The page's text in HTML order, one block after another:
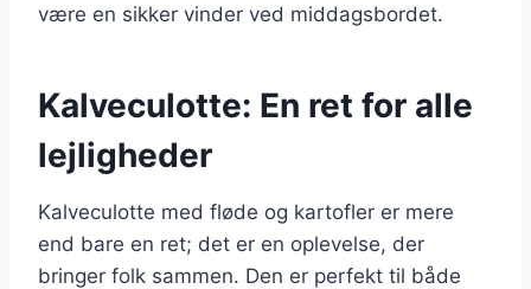
være en sikker vinder ved middagsbordet.
Kalveculotte: En ret for alle
lejligheder
Kalveculotte med fløde og kartofler er mere
end bare en ret; det er en oplevelse, der
bringer folk sammen. Den er perfekt til både